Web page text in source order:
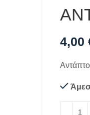
4,00